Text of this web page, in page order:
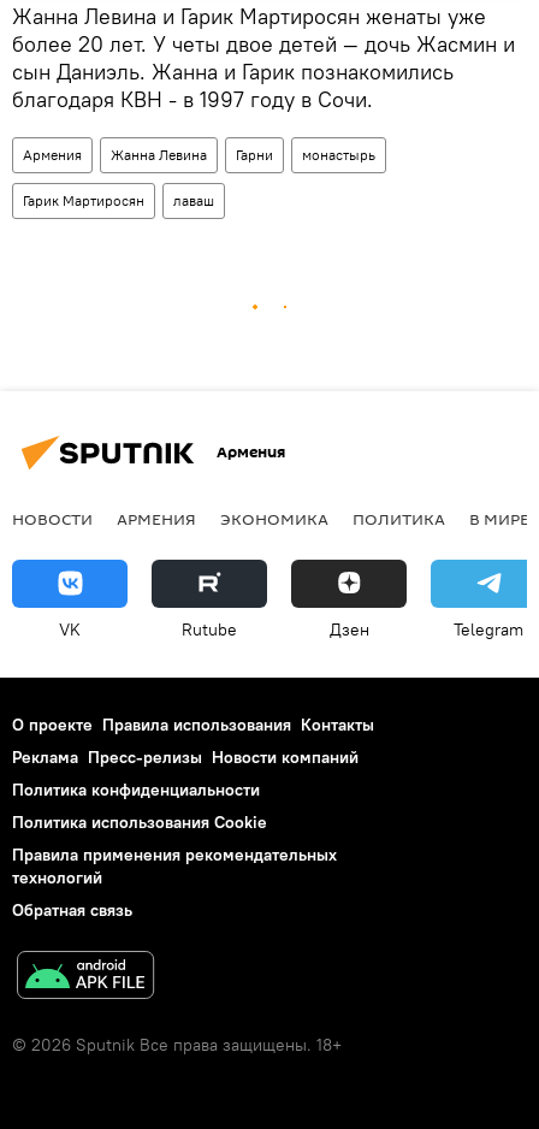
Жанна Левина и Гарик Мартиросян женаты уже
более 20 лет. У четы двое детей — дочь Жасмин и
сын Даниэль. Жанна и Гарик познакомились
благодаря КВН - в 1997 году в Сочи.
Армения Жанна Левина Гарни монастырь
Гарик Мартиросян лаваш
Армения
НОВОСТИ АРМЕНИЯ ЭКОНОМИКА ПОЛИТИКА В МИРЕ
VK Rutube Дзен Telegram
О проекте Правила использования Контакты
Реклама Пресс-релизы Новости компаний
Политика конфиденциальности
Политика использования Cookie
Правила применения рекомендательных
технологий
Обратная связь
© 2026 Sputnik Все права защищены. 18+